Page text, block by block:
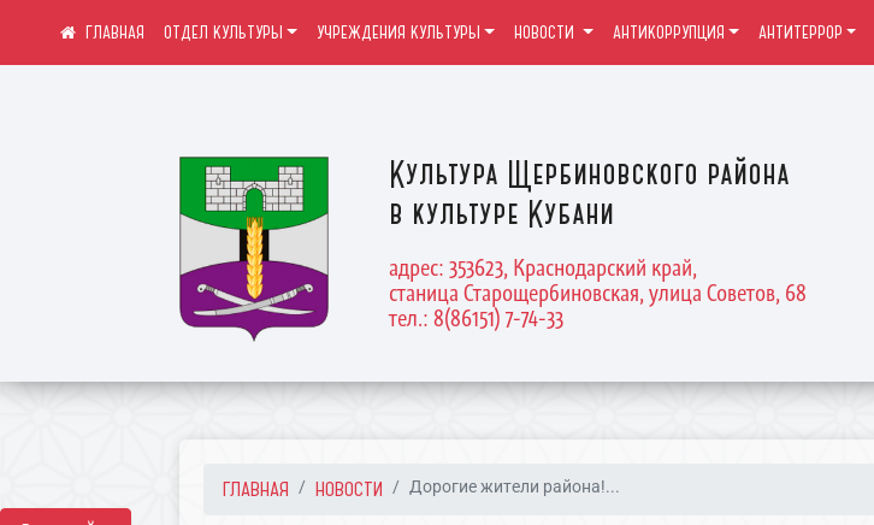
Культура Щербиновского района
в культуре Кубани
адрес: 353623, Краснодарский край,
станица Старощербиновская, улица Советов, 68
тел.: 8(86151) 7-74-33
ОТДЕЛ КУЛЬТУРЫ УЧРЕЖДЕНИЯ КУЛЬТУРЫ НОВОСТИ АНТИКОРРУПЦИЯ АНТИТЕРРОР
ГЛАВНАЯ НОВОСТИ Дорогие жители района!...